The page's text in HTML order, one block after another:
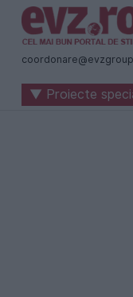
Știri
naționale
internaționale
▼ Proiecte